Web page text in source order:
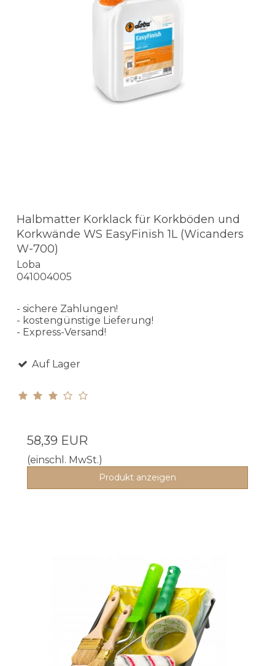
Halbmatter Korklack für Korkböden und
Korkwände WS EasyFinish 1L (Wicanders
W-700)
Loba
041004005
- sichere Zahlungen!
- kostengünstige Lieferung!
- Express-Versand!
Auf Lager
58,39 EUR
(einschl. MwSt.)
Produkt anzeigen